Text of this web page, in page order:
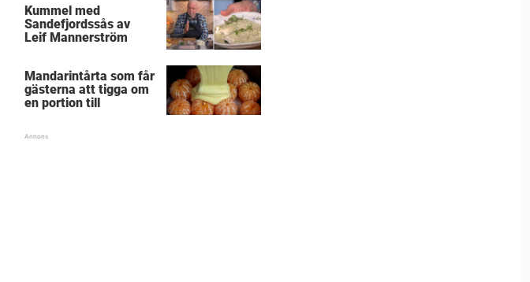
Kummel med
Sandefjordssås av
Leif Mannerström
Mandarintårta som får
gästerna att tigga om
en portion till